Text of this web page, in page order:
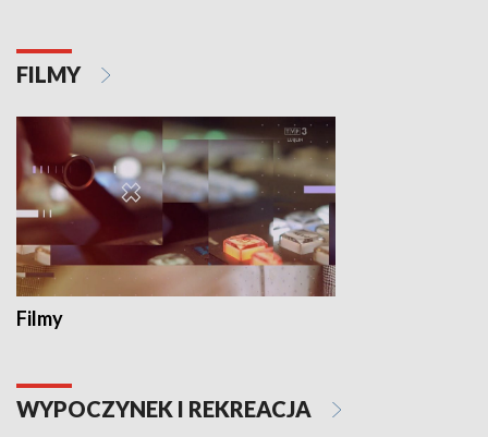
FILMY
Filmy
WYPOCZYNEK I REKREACJA